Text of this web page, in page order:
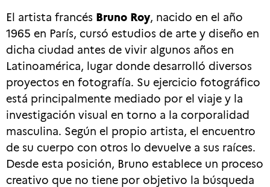
El artista francés Bruno Roy, nacido en el año
1965 en París, cursó estudios de arte y diseño en
dicha ciudad antes de vivir algunos años en
Latinoamérica, lugar donde desarrolló diversos
proyectos en fotografía. Su ejercicio fotográfico
está principalmente mediado por el viaje y la
investigación visual en torno a la corporalidad
masculina. Según el propio artista, el encuentro
de su cuerpo con otros lo devuelve a sus raíces.
Desde esta posición, Bruno establece un proceso
creativo que no tiene por objetivo la búsqueda